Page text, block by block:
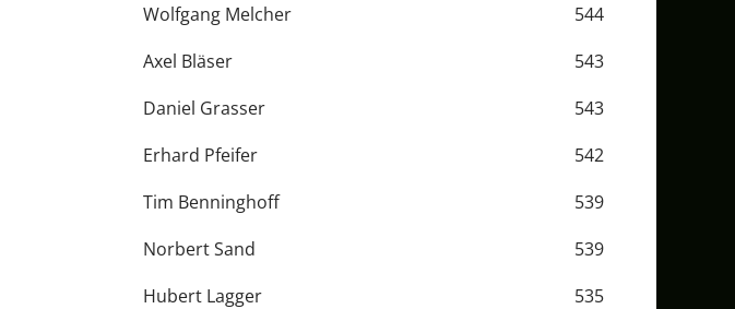
Wolfgang Melcher
544
Axel Bläser
543
Daniel Grasser
543
Erhard Pfeifer
542
Tim Benninghoff
539
Norbert Sand
539
Hubert Lagger
535